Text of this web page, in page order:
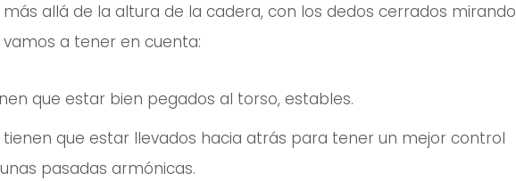
allá de la altura de la cadera, con los dedos cerrados mirando
a tener en cuenta:
que estar bien pegados al torso, estables.
tienen que estar llevados hacia atrás para tener un mejor control
pasadas armónicas.